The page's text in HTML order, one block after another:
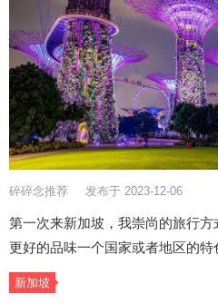
碎碎念推荐 发布于 2023-12-06
第一次来新加坡，我崇尚的旅行
更好的品味一个国家或者地区的
新加坡